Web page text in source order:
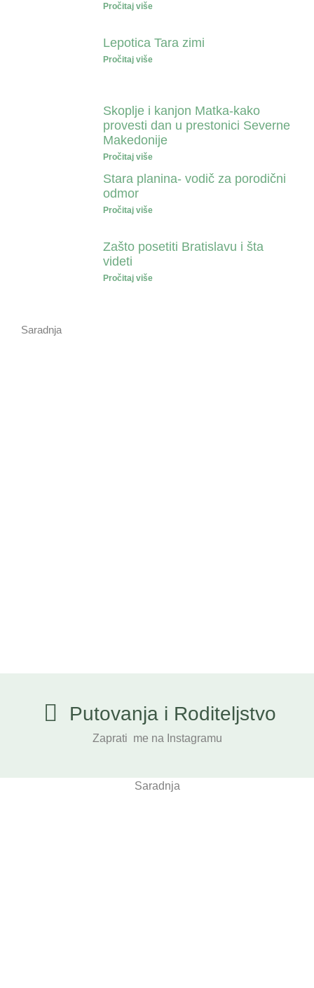
Pročitaj više
Lepotica Tara zimi
Pročitaj više
Skoplje i kanjon Matka-kako
provesti dan u prestonici Severne
Makedonije
Pročitaj više
Stara planina- vodič za porodični
odmor
Pročitaj više
Zašto posetiti Bratislavu i šta
videti
Pročitaj više
Saradnja
Putovanja i Roditeljstvo
Zaprati me na Instagramu
Saradnja